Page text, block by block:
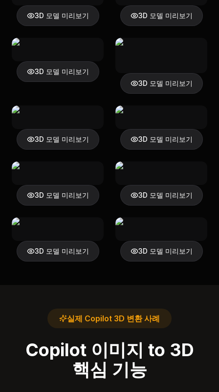
3D 모델 미리보기 3D 모델 미리보기
3D 모델 미리보기
3D 모델 미리보기
3D 모델 미리보기 3D 모델 미리보기
3D 모델 미리보기 3D 모델 미리보기
3D 모델 미리보기 3D 모델 미리보기
실제 Copilot 3D 변환 사례
Copilot 이미지 to 3D
핵심 기능